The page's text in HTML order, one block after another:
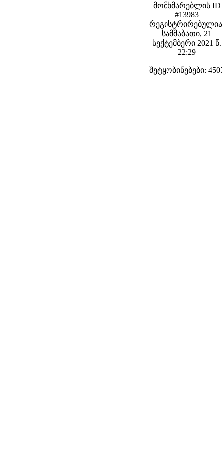
მომხმარებლის ID
#13983
სამშაბათი, 21
სექტემბერი 2021 წ.
22:29
შეტყობინებები: